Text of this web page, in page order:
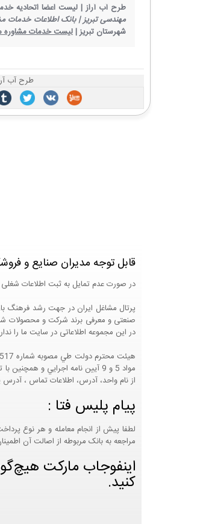
طرح آب آراز | لیست اعضا اتحادیه
مهندسی تبریز |بانک اطلاعات خدمات
شهرستان تبریز |لیست خدمات مشاوره
طرح آب
قابل توجه مدیران صنایع و
در صورت عدم تمایل به ثبت اطلاعات
صنعتی و معرفی برند شرکت و محصولات
در این مجموعه اطلاعاتی در سایت ما را
از نام واحد، آدرس، اطلاعات تماس ،
پیام پلیس فتا :
لطفا پیش از انجام معامله و هر نوع
مراجعه به بانک مربوطه از اصالت آن
اینفوجاب مارکت
کنید.